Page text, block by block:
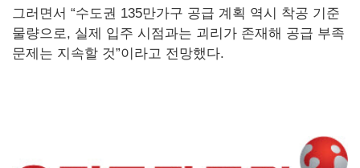
그러면서 “수도권 135만가구 공급 계획 역시 착공 기준
물량으로, 실제 입주 시점과는 괴리가 존재해 공급 부족
문제는 지속할 것”이라고 전망했다.